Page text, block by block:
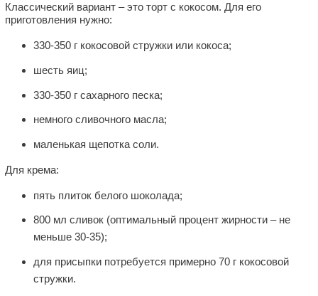
Классический вариант – это торт с кокосом. Для его
приготовления нужно:
330-350 г кокосовой стружки или кокоса;
шесть яиц;
330-350 г сахарного песка;
немного сливочного масла;
маленькая щепотка соли.
Для крема:
пять плиток белого шоколада;
800 мл сливок (оптимальный процент жирности – не
меньше 30-35);
для присыпки потребуется примерно 70 г кокосовой
стружки.